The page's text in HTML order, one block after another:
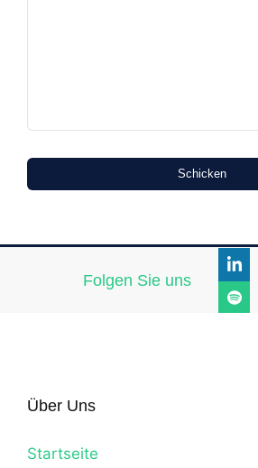
Schicken
Folgen Sie uns
Über Uns
Startseite